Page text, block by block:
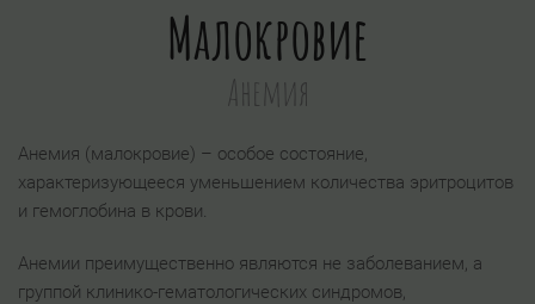
Малокровие
Анемия
Анемия (малокровие) – особое состояние,
характеризующееся уменьшением количества эритроцитов
и гемоглобина в крови.
Анемии преимущественно являются не заболеванием, а
группой клинико-гематологических синдромов,